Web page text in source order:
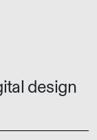
design